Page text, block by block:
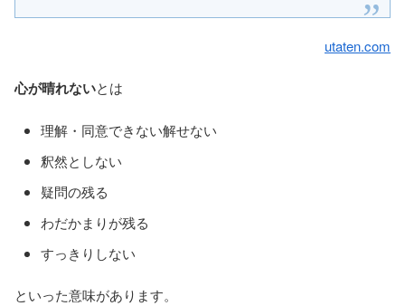
utaten.com
心が晴れないとは
理解・同意できない解せない
釈然としない
疑問の残る
わだかまりが残る
すっきりしない
といった意味があります。